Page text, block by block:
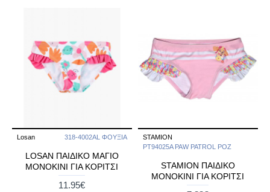
Losan 318-4002AL ΦΟΥΞΙΑ
LOSAN ΠΑΙΔΙΚO ΜΑΓΙΟ
ΜΟΝΟΚΙΝΙ ΓΙΑ ΚΟΡΙΤΣΙ
11.95€
STAMION
PT94025A PAW PATROL ΡΟΖ
STAMION ΠΑΙΔΙΚΟ
ΜΟΝΟΚΙΝΙ ΓΙΑ ΚΟΡΙΤΣΙ